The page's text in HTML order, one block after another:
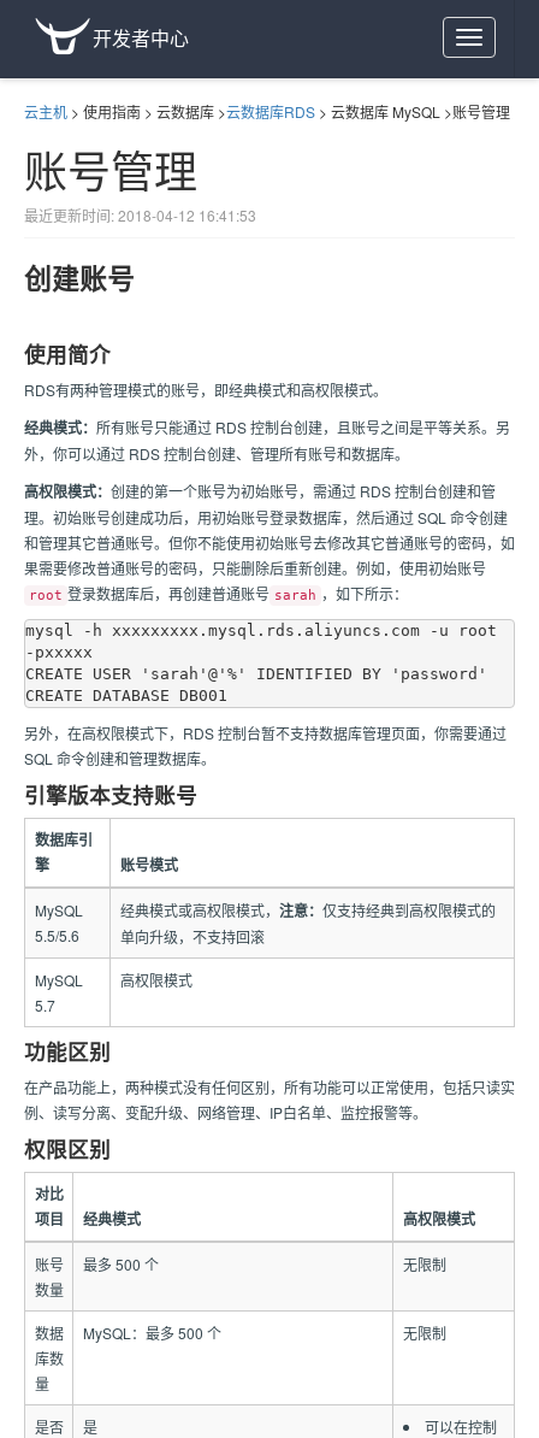
Toggle
navigation
开发者中心
云主机 > 使用指南 > 云数据库 >云数据库RDS > 云数据库 MySQL >账号管理
账号管理
最近更新时间: 2018-04-12 16:41:53
创建账号
使用简介
RDS有两种管理模式的账号，即经典模式和高权限模式。
经典模式： 所有账号只能通过 RDS 控制台创建，且账号之间是平等关系。另
外，你可以通过 RDS 控制台创建、管理所有账号和数据库。
高权限模式： 创建的第一个账号为初始账号，需通过 RDS 控制台创建和管
理。初始账号创建成功后，用初始账号登录数据库，然后通过 SQL 命令创建
和管理其它普通账号。但你不能使用初始账号去修改其它普通账号的密码，如
果需要修改普通账号的密码，只能删除后重新创建。例如，使用初始账号
root 登录数据库后，再创建普通账号 sarah ，如下所示：
mysql -h xxxxxxxxx.mysql.rds.aliyuncs.com -u root
-pxxxxx
CREATE USER 'sarah'@'%' IDENTIFIED BY 'password'
另外，在高权限模式下，RDS 控制台暂不支持数据库管理页面，你需要通过
SQL 命令创建和管理数据库。
引擎版本支持账号
数据库引
擎
账号模式
MySQL
5.5/5.6
经典模式或高权限模式， 注意： 仅支持经典到高权限模式的
单向升级，不支持回滚
MySQL
5.7
高权限模式
功能区别
在产品功能上，两种模式没有任何区别，所有功能可以正常使用，包括只读实
例、读写分离、变配升级、网络管理、IP白名单、监控报警等。
权限区别
对比
项目
经典模式 高权限模式
账号
数量
最多 500 个 无限制
数据
库数
量
MySQL：最多 500 个 无限制
是否
是
可以在控制